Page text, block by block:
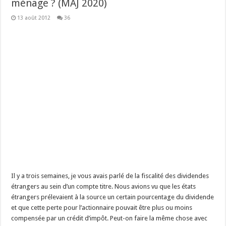
ménage ? (MAJ 2020)
13 août 2012 36
Il y a trois semaines, je vous avais parlé de la fiscalité des dividendes
étrangers au sein d’un compte titre. Nous avions vu que les états
étrangers prélevaient à la source un certain pourcentage du dividende
et que cette perte pour l’actionnaire pouvait être plus ou moins
compensée par un crédit d’impôt. Peut-on faire la même chose avec